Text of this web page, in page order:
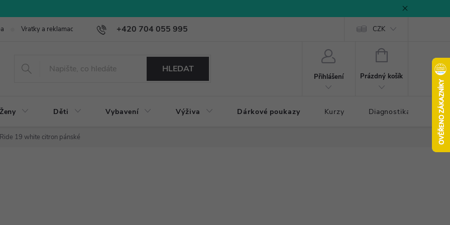
+420 704 055 995
Vratky a reklamace CZK
HLEDAT
Přihlášení
NÁKUPNÍ
Prázdný košík
Ženy Děti Vybavení Výživa Dárkové poukazy Kurzy Diagnostika došlapu
19 white citron pánské